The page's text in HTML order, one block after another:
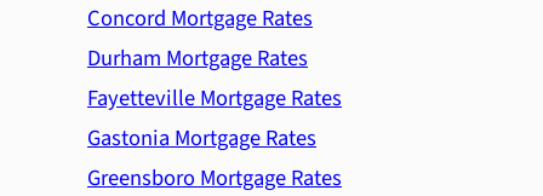
Concord Mortgage Rates
Durham Mortgage Rates
Fayetteville Mortgage Rates
Gastonia Mortgage Rates
Greensboro Mortgage Rates